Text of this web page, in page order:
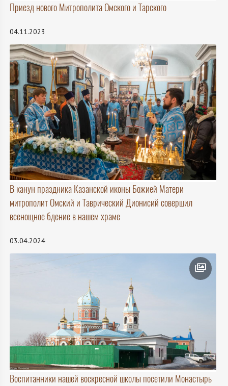
Приезд нового Митрополита Омского и Тарского
04.11.2023
В канун праздника Казанской иконы Божией Матери
митрополит Омский и Таврический Дионисий совершил
всенощное бдение в нашем храме
03.04.2024
Воспитанники нашей воскресной школы посетили Монастырь